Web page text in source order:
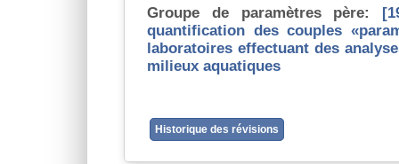
Groupe de paramètres père:
quantification des couples
laboratoires effectuant des
milieux aquatiques
Historique des révisions